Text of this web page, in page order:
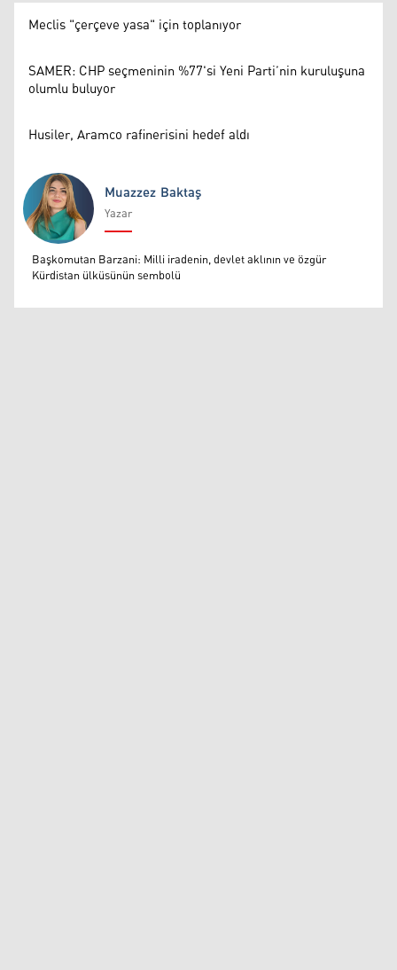
Meclis "çerçeve yasa" için toplanıyor
SAMER: CHP seçmeninin %77'si Yeni Parti’nin kuruluşuna
olumlu buluyor
Husiler, Aramco rafinerisini hedef aldı
Muazzez Baktaş
Muazzez Baktaş
Yazar
Başkomutan Barzani: Milli iradenin, devlet aklının ve özgür
Kürdistan ülküsünün sembolü